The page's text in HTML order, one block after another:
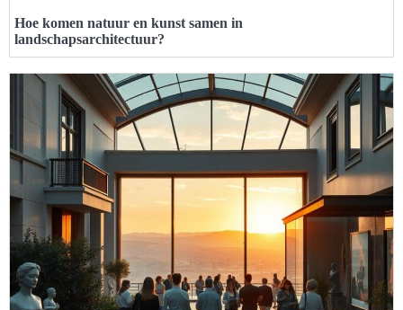
Hoe komen natuur en kunst samen in
landschapsarchitectuur?